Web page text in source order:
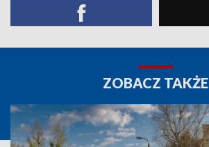
ZOBACZ TAKŻE